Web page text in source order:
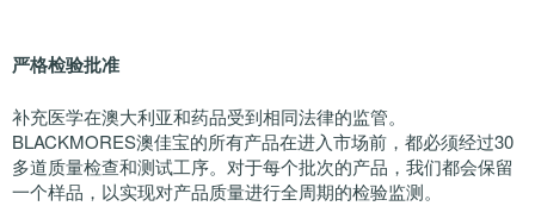
严格检验批准
补充医学在澳大利亚和药品受到相同法律的监管。
BLACKMORES澳佳宝的所有产品在进入市场前，都必须经过30
多道质量检查和测试工序。对于每个批次的产品，我们都会保留
一个样品，以实现对产品质量进行全周期的检验监测。